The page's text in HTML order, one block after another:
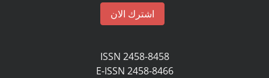
اشترك الان
ISSN 2458-8458
E-ISSN 2458-8466